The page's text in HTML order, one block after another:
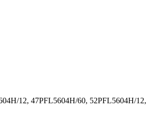
12, 47PFL5604H/60, 52PFL5604H/12,